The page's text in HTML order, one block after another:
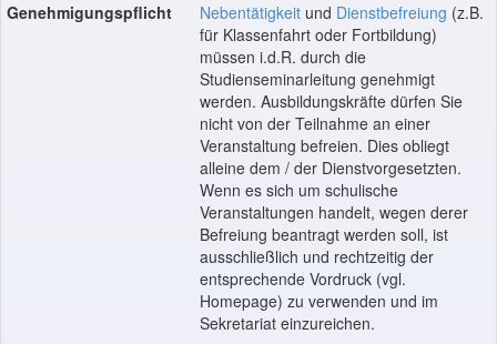
Genehmigungspflicht
Nebentätigkeit und Dienstbefreiung (z.B.
für Klassenfahrt oder Fortbildung)
müssen i.d.R. durch die
Studienseminarleitung genehmigt
werden. Ausbildungskräfte dürfen Sie
nicht von der Teilnahme an einer
Veranstaltung befreien. Dies obliegt
alleine dem / der Dienstvorgesetzten.
Wenn es sich um schulische
Veranstaltungen handelt, wegen derer
Befreiung beantragt werden soll, ist
ausschließlich und rechtzeitig der
entsprechende Vordruck (vgl.
Homepage) zu verwenden und im
Sekretariat einzureichen.